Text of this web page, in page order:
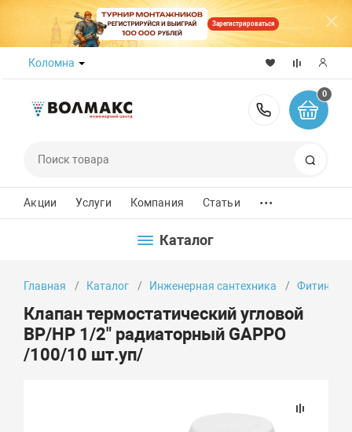
Зарегистрироваться
Коломна
8 (800)
0
Акции Услуги Компания Статьи ...
Каталог
Главная Каталог Инженерная сантехника Фитинги
Клапан термостатический угловой
ВР/НР 1/2" радиаторный GAPPO
/100/10 шт.уп/